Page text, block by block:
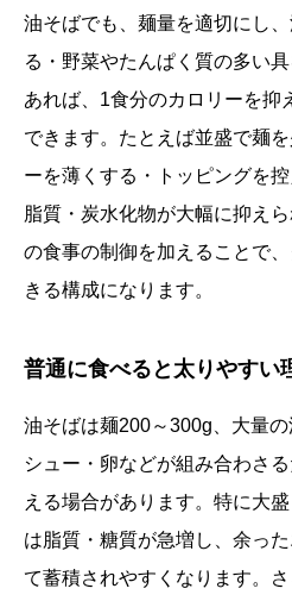
油そばでも、麺量を適切にし
る・野菜やたんぱく質の多い
あれば、1食分のカロリーを抑
できます。たとえば並盛で麺
ーを薄くする・トッピングを
脂質・炭水化物が大幅に抑え
の食事の制御を加えることで
きる構成になります。
普通に食べると太りやすい
油そばは麺200～300g、大量
シュー・卵などが組み合わさ
える場合があります。特に大
は脂質・糖質が急増し、余っ
て蓄積されやすくなります。